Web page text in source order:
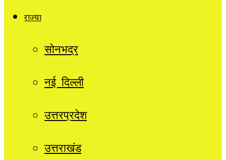
राज्यों
सोनभद्र
नई दिल्ली
उत्तरप्रदेश
उत्तराखंड